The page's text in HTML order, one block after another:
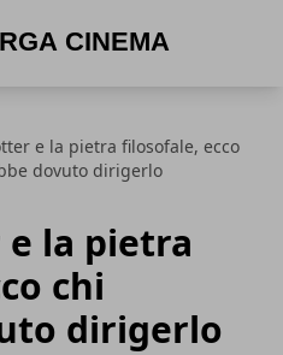
e la pietra filosofale, ecco
dovuto dirigerlo
la pietra
chi
dirigerlo